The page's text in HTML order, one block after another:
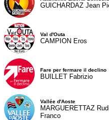
GUICHARDAZ Jean
Val d'Outa
CAMPION Eros
Fare per fermare il declino
BUILLET Fabrizio
Vallée d'Aoste
MARGUERETTAZ
Franco